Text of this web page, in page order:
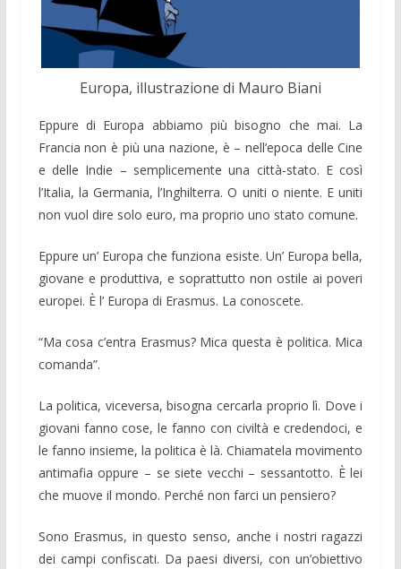
Europa, illustrazione di Mauro Biani
Eppure di Europa abbiamo più bisogno che mai. La
Francia non è più una nazione, è – nell’epoca delle Cine
e delle Indie – semplicemente una città-stato. E così
l’Italia, la Germania, l’Inghilterra. O uniti o niente. E uniti
non vuol dire solo euro, ma proprio uno stato comune.
Eppure un’ Europa che funziona esiste. Un’ Europa bella,
giovane e produttiva, e soprattutto non ostile ai poveri
europei. È l’ Europa di Erasmus. La conoscete.
“Ma cosa c’entra Erasmus? Mica questa è politica. Mica
comanda”.
La politica, viceversa, bisogna cercarla proprio lì. Dove i
giovani fanno cose, le fanno con civiltà e credendoci, e
le fanno insieme, la politica è là. Chiamatela movimento
antimafia oppure – se siete vecchi – sessantotto. È lei
che muove il mondo. Perché non farci un pensiero?
Sono Erasmus, in questo senso, anche i nostri ragazzi
dei campi confiscati. Da paesi diversi, con un’obiettivo